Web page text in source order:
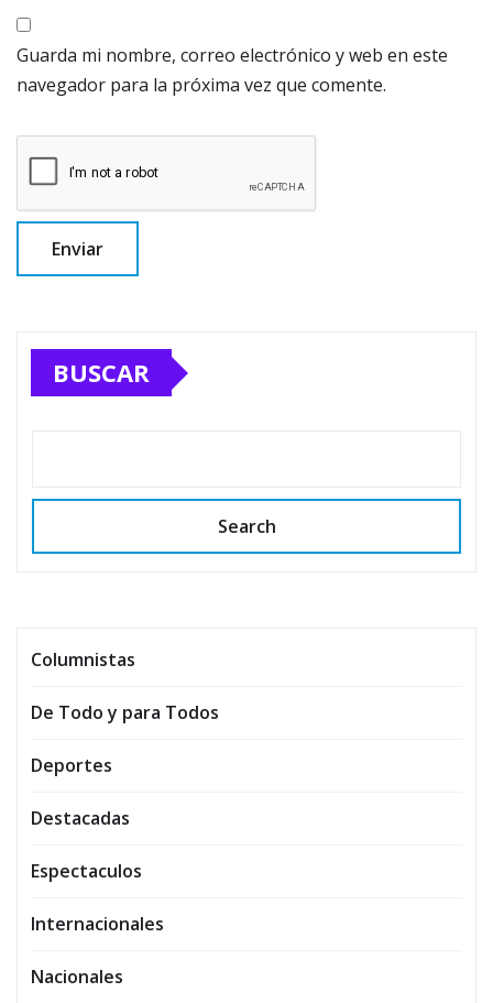
Guarda mi nombre, correo electrónico y web en este
navegador para la próxima vez que comente.
BUSCAR
Search
Columnistas
De Todo y para Todos
Deportes
Destacadas
Espectaculos
Internacionales
Nacionales